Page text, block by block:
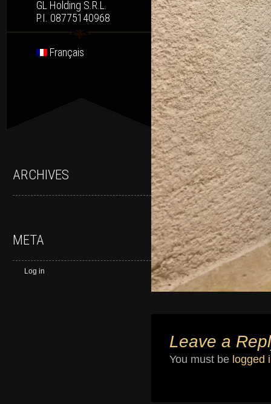
GL Holding S.r.l.
P.I. 08775140968
Français
Leave a
You must be logged
ARCHIVES
META
Log in